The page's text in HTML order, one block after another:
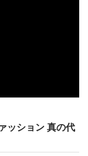
ッション 真の代